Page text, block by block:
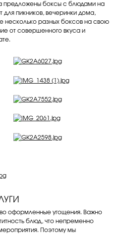
предложены боксы с блюдами на
для пикников, вечеринки дома,
несколько разных боксов на свою
от совершенного вкуса и
оформленные угощения. Важно
блюд, что непременно
Поэтому мы